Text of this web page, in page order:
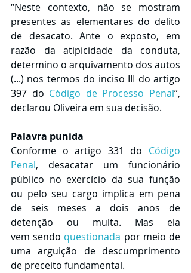
“Neste contexto, não se mostram
presentes as elementares do delito
de desacato. Ante o exposto, em
razão da atipicidade da conduta,
determino o arquivamento dos autos
(...) nos termos do inciso III do artigo
397 do Código de Processo Penal”,
declarou Oliveira em sua decisão.
Palavra punida
Conforme o artigo 331 do Código
Penal, desacatar um funcionário
público no exercício da sua função
ou pelo seu cargo implica em pena
de seis meses a dois anos de
detenção ou multa. Mas ela
vem sendo questionada por meio de
uma arguição de descumprimento
de preceito fundamental.